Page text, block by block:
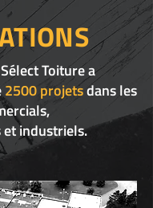
Toiture a
2500 projetsdans les
industriels.